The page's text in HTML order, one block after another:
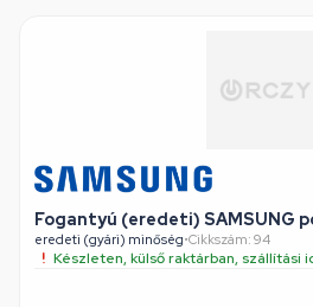
Fogantyú (eredeti) SAMSUNG
eredeti (gyári) minőség•Cikkszám: 94
Készleten, külső raktárban, szállítási